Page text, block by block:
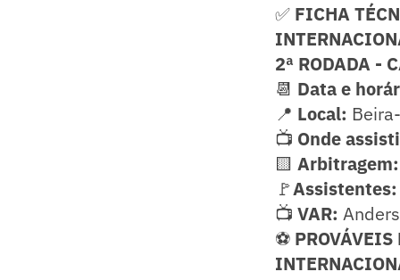
✅ FICHA
2ª RODADA -
📆 Data e
📍 Local:
📺 Onde
🟨 Arbitragem:
🚩Assistentes:
📺 VAR:
⚽ PROVÁVEIS